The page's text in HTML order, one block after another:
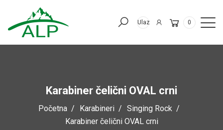
Ulaz 0
Karabiner čelični OVAL crni
Početna Karabineri
Singing Rock
Karabiner čelični OVAL crni